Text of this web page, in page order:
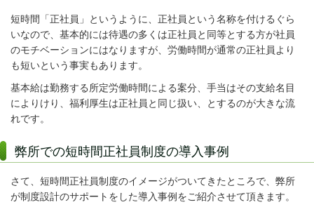
短時間「正社員」というように、正社員という名称を付けるぐら
いなので、基本的には待遇の多くは正社員と同等とする方が社員
のモチベーションにはなりますが、労働時間が通常の正社員より
も短いという事実もあります。
基本給は勤務する所定労働時間による案分、手当はその支給名目
によりけり、福利厚生は正社員と同じ扱い、とするのが大きな流
れです。
弊所での短時間正社員制度の導入事例
さて、短時間正社員制度のイメージがついてきたところで、弊所
が制度設計のサポートをした導入事例をご紹介させて頂きます。